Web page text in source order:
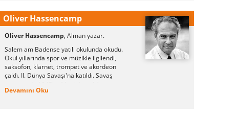
Oliver Hassencamp
Oliver Hassencamp, Alman yazar.
Salem am Badense yatılı okulunda okudu.
Okul yıllarında spor ve müzikle ilgilendi,
saksofon, klarnet, trompet ve akordeon
çaldı. II. Dünya Savaşı'na katıldı. Savaş
sonrasında 1945'te Münih'e geldi ve
oyunculuk eğitimini sürdürdü. Daha sonra
Devamını Oku